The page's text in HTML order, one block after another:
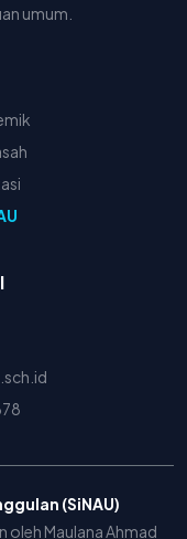
umum.
(SiNAU)
oleh Maulana Ahmad